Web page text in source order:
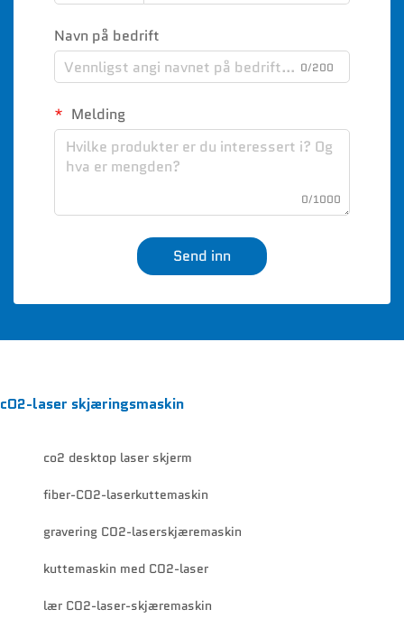
Navn på bedrift
0/200
Melding
0/1000
Send inn
cO2-laser skjæringsmaskin
co2 desktop laser skjerm
fiber-CO2-laserkuttemaskin
gravering CO2-laserskjæremaskin
kuttemaskin med CO2-laser
lær CO2-laser-skjæremaskin